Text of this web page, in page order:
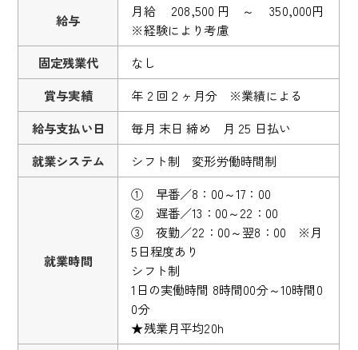
給与
月給 208,500 円 ～ 350,000円
※経験により考慮
固定残業代
なし
賞与実績
年 2 回２ヶ月分 ※業績による
給与支払い日
毎月 末日 締め 月 25 日払い
就業システム
シフト制 変形労働時間制
就業時間
① 早番／8：00～17：00
② 遅番／13：00～22：00
③ 夜勤／22：00～翌8：00 ※月
5日程度あり
シフト制
1日の実働時間 8時間00分～10時間0
0分
★残業月平均20h